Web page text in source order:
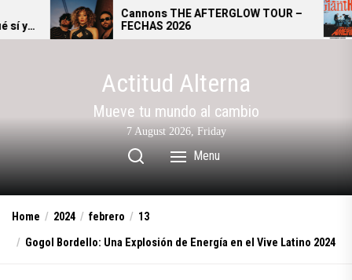
to
Cannons THE AFTERGLOW TOUR –
FECHAS 2026
Giant
se
Actitud Alterna
Mueve tu mundo al cambio
7 August 2026, Friday
Menu
Home 2024 febrero
13
Gogol Bordello: Una Explosión de Energía en el Vive Latino 2024